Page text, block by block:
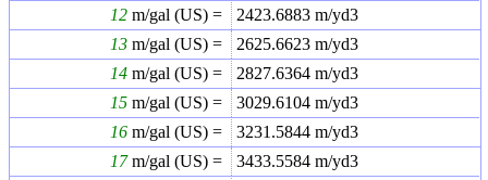
12 m/gal (US) = 2423.6883 m/yd3
13 m/gal (US) = 2625.6623 m/yd3
14 m/gal (US) = 2827.6364 m/yd3
15 m/gal (US) = 3029.6104 m/yd3
16 m/gal (US) = 3231.5844 m/yd3
17m/gal (US) = 3433.5584 m/yd3